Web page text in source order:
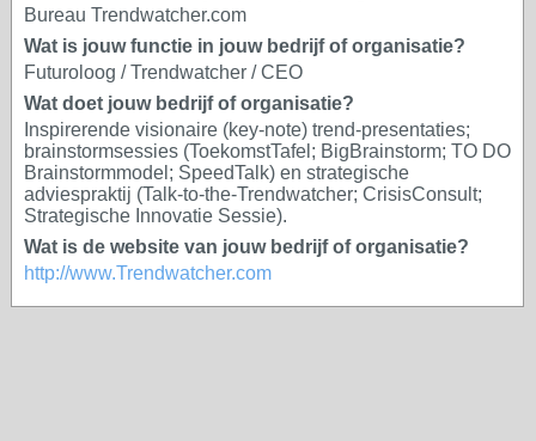
Bureau Trendwatcher.com
Wat is jouw functie in jouw bedrijf of organisatie?
Futuroloog / Trendwatcher / CEO
Wat doet jouw bedrijf of organisatie?
Inspirerende visionaire (key-note) trend-presentaties;
brainstormsessies (ToekomstTafel; BigBrainstorm; TO DO
Brainstormmodel; SpeedTalk) en strategische
adviespraktij (Talk-to-the-Trendwatcher; CrisisConsult;
Strategische Innovatie Sessie).
Wat is de website van jouw bedrijf of organisatie?
http://www.Trendwatcher.com